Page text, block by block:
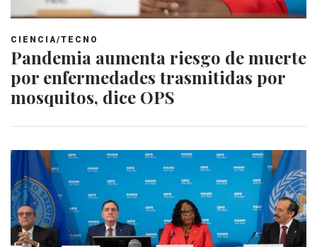
CIENCIA/TECNO
Pandemia aumenta riesgo de muerte
por enfermedades trasmitidas por
mosquitos, dice OPS